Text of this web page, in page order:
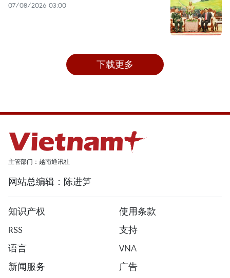
07/08/2026 03:00
下载更多
主管部门：越南通讯社
网站总编辑：陈进笋
知识产权
使用条款
RSS
支持
语言
VNA
新闻服务
广告